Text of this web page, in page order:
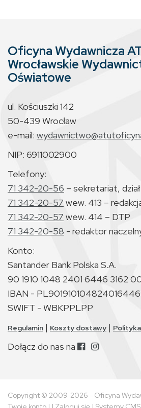
Oficyna Wydawnicza
Wrocławskie
Oświatowe
ul. Kościuszki 142
50-439 Wrocław
e-mail:
NIP: 6911002900
Telefony:
71 342-20-56 – sekretariat,
71 342-20-57 wew. 413 –
71 342-20-57 wew. 414 – DTP
71 342-20-58 - redaktor
Konto:
Santander Bank Polska S.A.
90 1910 1048 2401 6446 3162
IBAN -
SWIFT - WBKPPLPP
Regulamin | Koszty dostawy |
Dołącz do nas na
Copyright © 2009-2026 - Oficyna